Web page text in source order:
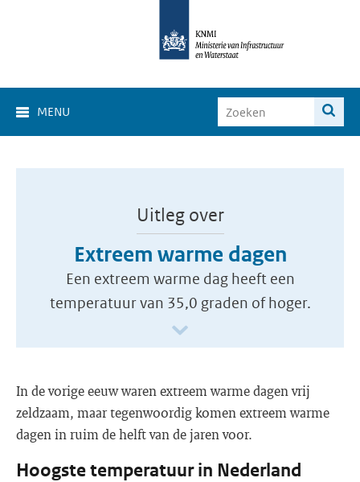
MENU
Uitleg over
Extreem warme dagen
Een extreem warme dag heeft een
temperatuur van 35,0 graden of hoger.
In de vorige eeuw waren extreem warme dagen vrij
zeldzaam, maar tegenwoordig komen extreem warme
dagen in ruim de helft van de jaren voor.
Hoogste temperatuur in Nederland